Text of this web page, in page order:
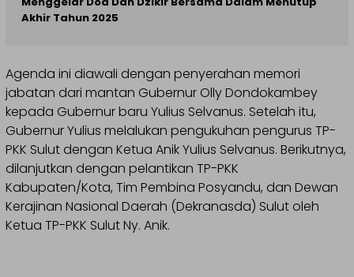
Akhir Tahun 2025
Agenda ini diawali dengan penyerahan memori
jabatan dari mantan Gubernur Olly Dondokambey
kepada Gubernur baru Yulius Selvanus. Setelah itu,
Gubernur Yulius melalukan pengukuhan pengurus TP-
PKK Sulut dengan Ketua Anik Yulius Selvanus. Berikutnya,
dilanjutkan dengan pelantikan TP-PKK
Kabupaten/Kota, Tim Pembina Posyandu, dan Dewan
Kerajinan Nasional Daerah (Dekranasda) Sulut oleh
Ketua TP-PKK Sulut Ny. Anik.